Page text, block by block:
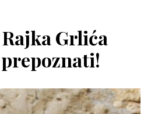
Grlića